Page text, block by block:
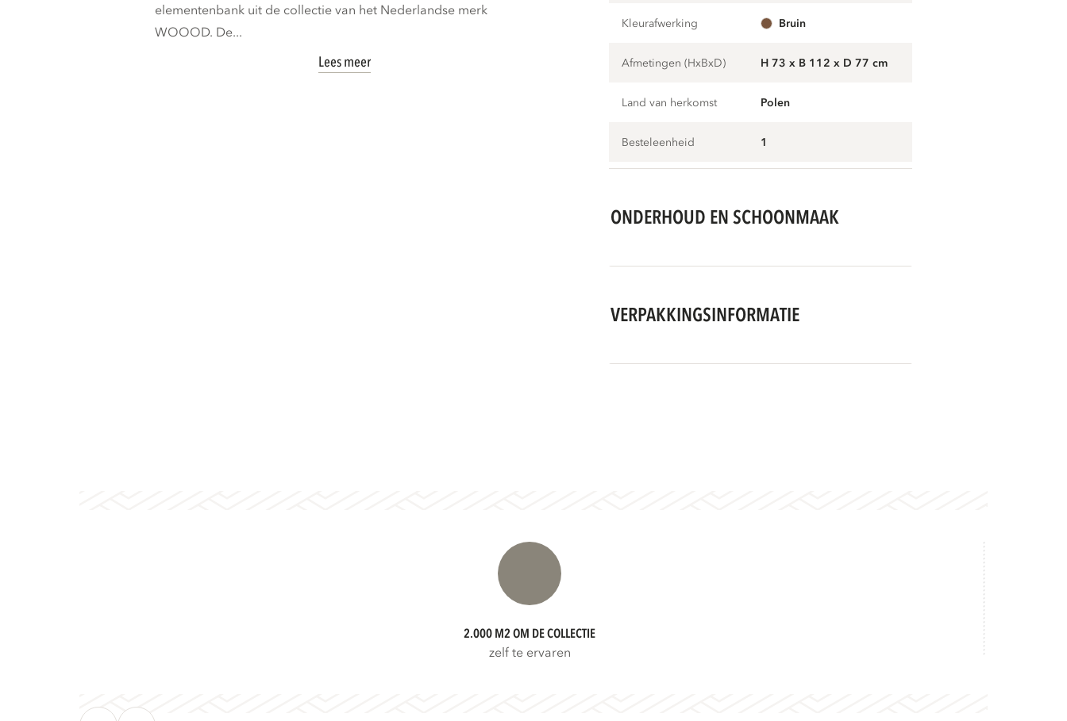
elementenbank uit de collectie van het Nederlandse merk
WOOOD. De...
Lees meer
Kleurafwerking bruin
Afmetingen (HxBxD) H 73 x B 112 x D 77 cm
Land van herkomst Polen
Besteleenheid 1
ONDERHOUD EN SCHOONMAAK
VERPAKKINGSINFORMATIE
2.000 M2 OM DE COLLECTIE
zelf te ervaren